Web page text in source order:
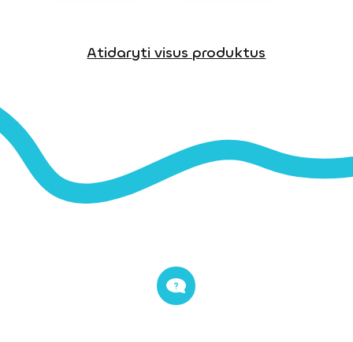
Atidaryti visus produktus